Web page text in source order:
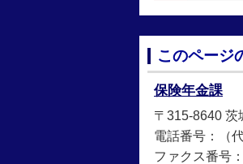
このページ
保険年金課
〒315-8640 茨
電話番号：（
ファクス番号